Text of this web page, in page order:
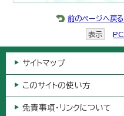
前のページへ戻る
表示 PC
サイトマップ
このサイトの使い方
免責事項・リンクについて